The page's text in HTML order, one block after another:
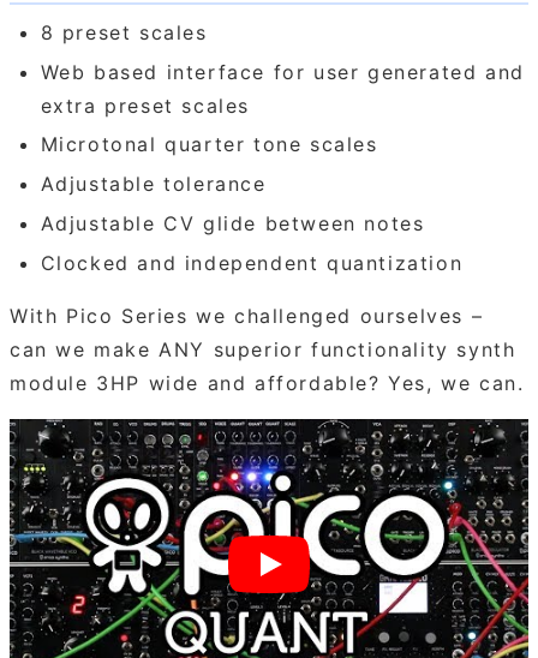
8 preset scales
Web based interface for user generated and
extra preset scales
Microtonal quarter tone scales
Adjustable tolerance
Adjustable CV glide between notes
Clocked and independent quantization
With Pico Series we challenged ourselves –
can we make ANY superior functionality synth
module 3HP wide and affordable? Yes, we can.